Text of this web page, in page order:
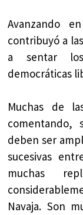
Avanzando
contribuyó a
a sentar
democráticas
Muchas de
comentando,
deben ser
sucesivas
muchas
Navaja. Son